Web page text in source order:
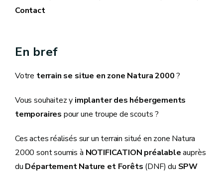
Contact
En bref
Votre terrain se situe en zone Natura 2000?
Vous souhaitez y implanter des hébergements
temporaires pour une troupe de scouts ?
Ces actes réalisés sur un terrain situé en zone Natura
2000 sont soumis à NOTIFICATION préalableauprès
du Département Nature et Forêts (DNF) du SPW